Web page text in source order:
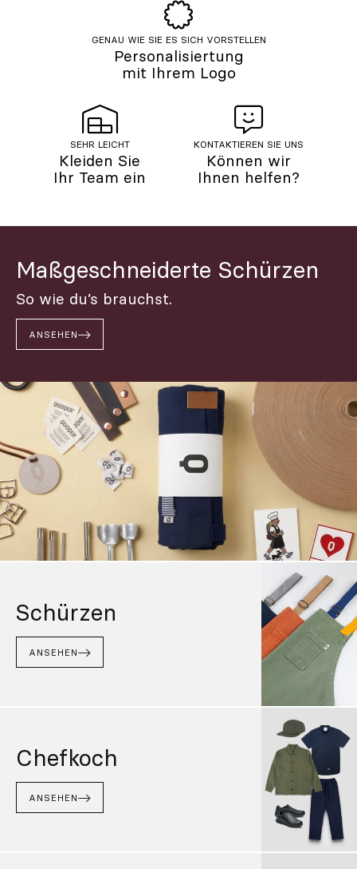
GENAU WIE SIE ES SICH VORSTELLEN
Personalisiertung
mit Ihrem Logo
SEHR LEICHT
Kleiden Sie
Ihr Team ein
KONTAKTIEREN SIE UNS
Können wir
Ihnen helfen?
Maßgeschneiderte Schürzen
So wie du’s brauchst.
ANSEHEN
Schürzen
ANSEHEN
Chefkoch
ANSEHEN